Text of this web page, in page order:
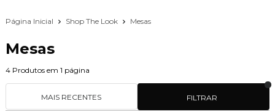
Página Inicial Shop The Look Mesas
Mesas
4 Produtos em 1 página
FILTRAR
MAIS RECENTES